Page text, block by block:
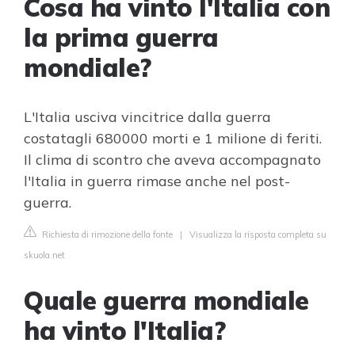
Cosa ha vinto l'Italia con
la prima guerra
mondiale?
L'Italia usciva vincitrice dalla guerra
costatagli 680000 morti e 1 milione di feriti.
Il clima di scontro che aveva accompagnato
l'Italia in guerra rimase anche nel post-
guerra.
Richiesta di rimozione della fonte | Visualizza la risposta completa su
skuola.net
Quale guerra mondiale
ha vinto l'Italia?